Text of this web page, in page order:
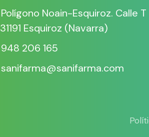
Polígono Noain-Esquiroz. Calle T
31191 Esquiroz (Navarra)
948 206 165
sanifarma@sanifarma.com